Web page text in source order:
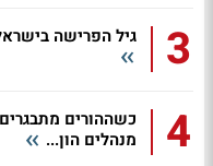
3 גיל הפרישה
4
כשההורים
מנהלים הון...